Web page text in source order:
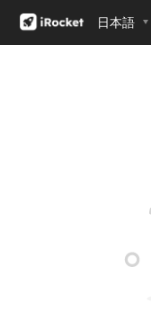
日本語